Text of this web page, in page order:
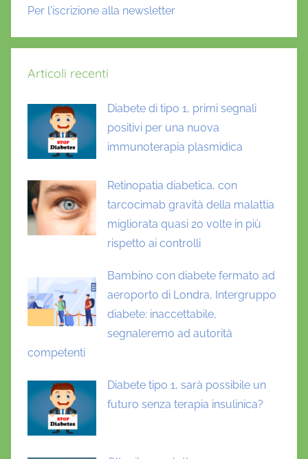
Per l'iscrizione alla newsletter
Articoli recenti
Diabete di tipo 1, primi segnali
positivi per una nuova
immunoterapia plasmidica
Retinopatia diabetica, con
tarcocimab gravità della malattia
migliorata quasi 20 volte in più
rispetto ai controlli
Bambino con diabete fermato ad
aeroporto di Londra, Intergruppo
diabete: inaccettabile,
segnaleremo ad autorità
competenti
Diabete tipo 1, sarà possibile un
futuro senza terapia insulinica?